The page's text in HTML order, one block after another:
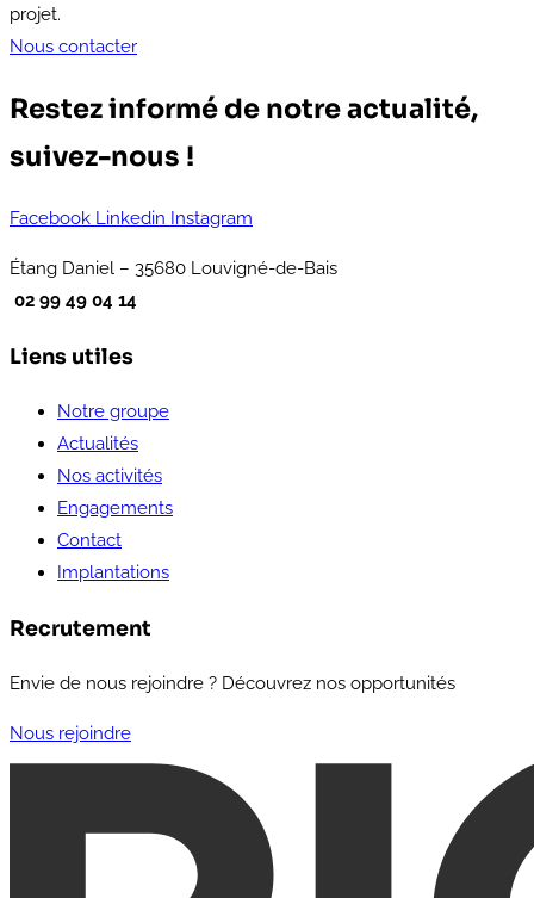
projet.
Nous contacter
Restez informé de notre actualité,
suivez-nous !
Facebook Linkedin Instagram
Étang Daniel – 35680 Louvigné-de-Bais
02 99 49 04 14
Liens utiles
Notre groupe
Actualités
Nos activités
Engagements
Contact
Implantations
Recrutement
Envie de nous rejoindre ? Découvrez nos opportunités
Nous rejoindre